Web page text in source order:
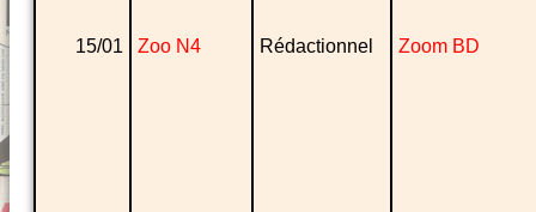
15/01 Zoo N4 Rédactionnel Zoom BD